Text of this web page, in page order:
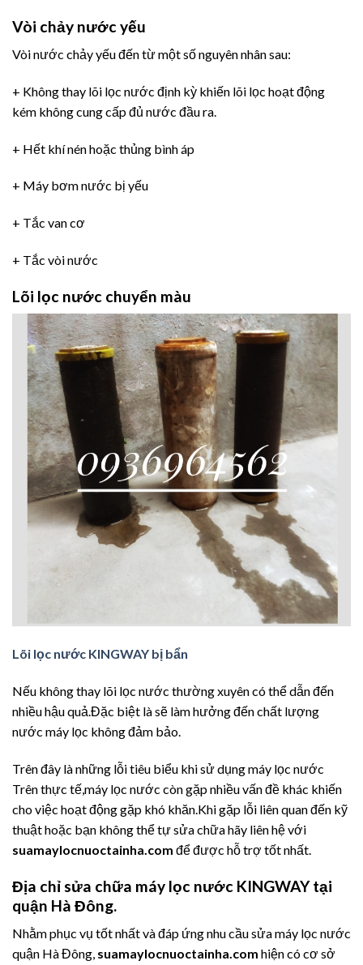
Vòi chảy nước yếu
Vòi nước chảy yếu đến từ một số nguyên nhân sau:
+ Không thay lõi lọc nước định kỳ khiến lõi lọc hoạt động
kém không cung cấp đủ nước đầu ra.
+ Hết khí nén hoặc thủng bình áp
+ Máy bơm nước bị yếu
+ Tắc van cơ
+ Tắc vòi nước
Lõi lọc nước chuyển màu
Lõi lọc nước KINGWAY bị bẩn
Nếu không thay lõi lọc nước thường xuyên có thể dẫn đến
nhiều hậu quả.Đặc biệt là sẽ làm hưởng đến chất lượng
nước máy lọc không đảm bảo.
Trên đây là những lỗi tiêu biểu khi sử dụng máy lọc nước
Trên thực tế,máy lọc nước còn gặp nhiều vấn đề khác khiến
cho việc hoạt động gặp khó khăn.Khi gặp lỗi liên quan đến kỹ
thuật hoặc bạn không thể tự sửa chữa hãy liên hệ với
suamaylocnuoctainha.com để được hỗ trợ tốt nhất.
Địa chỉ sửa chữa máy lọc nước KINGWAY tại
quận Hà Đông.
Nhằm phục vụ tốt nhất và đáp ứng nhu cầu sửa máy lọc nước
quận Hà Đông, suamaylocnuoctainha.com hiện có cơ sở